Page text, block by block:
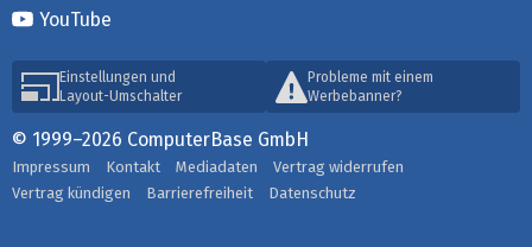
YouTube
Einstellungen und
Layout-Umschalter
Probleme mit einem
Werbebanner?
© 1999–2026 ComputerBase GmbH
Impressum Kontakt Mediadaten
Vertrag widerrufen
Vertrag kündigen
Barrierefreiheit Datenschutz